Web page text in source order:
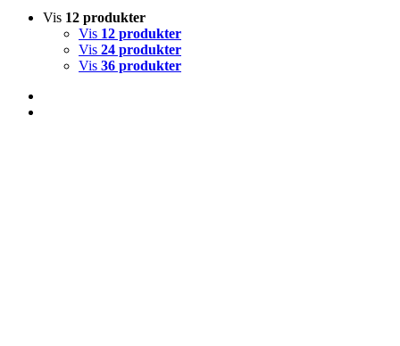
Vis 12 produkter
Vis 12 produkter
Vis 24 produkter
Vis 36 produkter